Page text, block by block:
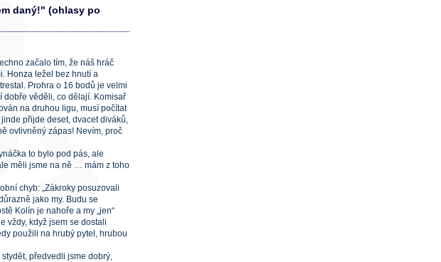
daný!" (ohlasy po
začalo tím, že náš hráč
Honza ležel bez hnutí a
Prohra o 16 bodů je velmi
dobře věděli, co dělají. Komisař
na druhou ligu, musí počítat
přijde deset, dvacet diváků,
ovlivněný zápas! Nevím, proč
to bylo pod pás, ale
měli jsme na ně … mám z toho
chyb: „Zákroky posuzovali
jako my. Budu se
Kolín je nahoře a my „jen“
vždy, když jsem se dostali
použili na hrubý pytel, hrubou
předvedli jsme dobrý,